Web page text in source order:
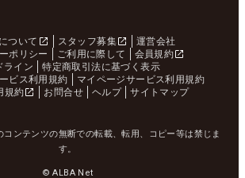
ついて スタッフ募集
運営会社
ポリシー
ご利用に際して
会員規約
ライン
特定商取引法に基づく表示
ビス利用規約
マイページサービス利用規約
規約
お問合せ ヘルプ サイトマップ
ンテンツの無断での転載、転用、コピー等は禁じま
す。
© ALBA Net